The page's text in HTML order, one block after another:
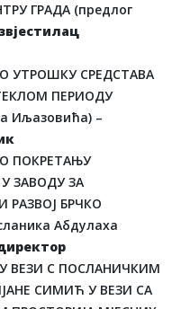
ГРАДА (предлог
УТРОШКУ СРЕДСТАВА
ПЕРИОДУ
Иљазовића) –
ПОКРЕТАЊУ
ЗАВОДУ ЗА
РАЗВОЈ БРЧКО
Абдулаха
ВЕЗИ С ПОСЛАНИЧКИМ
СИМИЋ У ВЕЗИ СА